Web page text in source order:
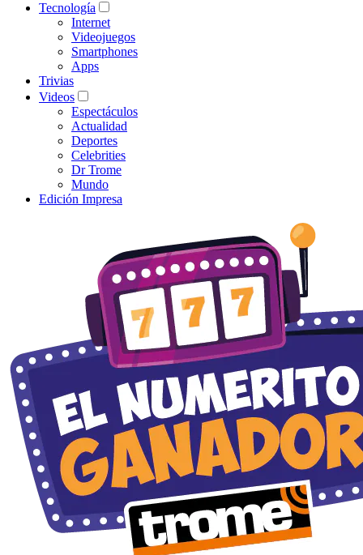
Tecnología
Internet
Videojuegos
Smartphones
Apps
Trivias
Videos
Espectáculos
Actualidad
Deportes
Celebrities
Dr Trome
Mundo
Edición Impresa